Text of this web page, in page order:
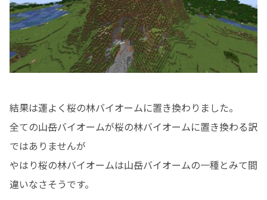
結果は運よく桜の林バイオームに置き換わりました。
全ての山岳バイオームが桜の林バイオームに置き換わる訳
ではありませんが
やはり桜の林バイオームは山岳バイオームの一種とみて間
違いなさそうです。